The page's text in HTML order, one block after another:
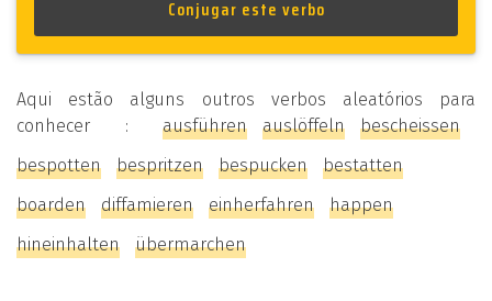
Aqui estão alguns outros verbos aleatórios para
conhecer : ausführen auslöffeln
bescheissen
bespotten
bespritzen bespucken
bestatten
boarden
diffamieren einherfahren
happen
hineinhalten
übermarchen